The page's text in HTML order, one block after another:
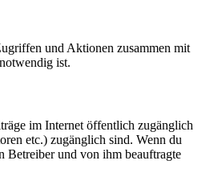
und Aktionen zusammen mit
ist.
im Internet öffentlich zugänglich
etc.) zugänglich sind. Wenn du
Betreiber und von ihm beauftragte